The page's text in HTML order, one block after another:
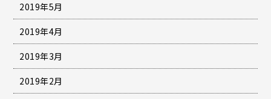
2019年5月
2019年4月
2019年3月
2019年2月